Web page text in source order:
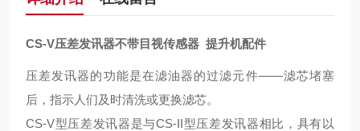
CS-V压差发讯器不带目视传感器 提升机配件
压差发讯器的功能是在滤油器的过滤元件——滤芯堵塞
后，指示人们及时清洗或更换滤芯。
CS-V型压差发讯器是与CS-II型压差发讯器相比，具有以